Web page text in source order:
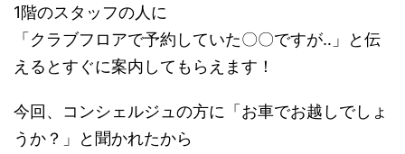
1階のスタッフの人に
「クラブフロアで予約していた〇〇ですが‥」と伝
えるとすぐに案内してもらえます！
今回、コンシェルジュの方に「お車でお越しでしょ
うか？」と聞かれたから